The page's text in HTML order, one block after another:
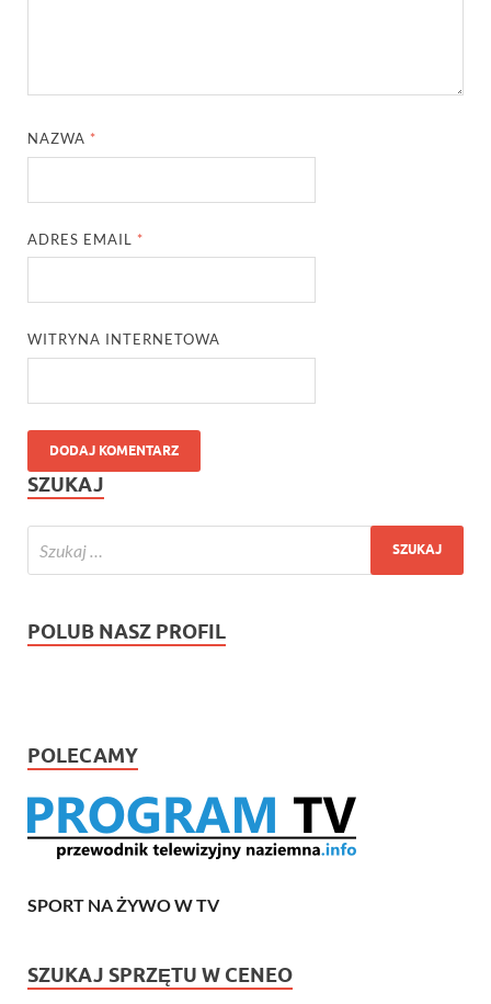
NAZWA *
ADRES EMAIL *
WITRYNA INTERNETOWA
SZUKAJ
POLUB NASZ PROFIL
POLECAMY
SPORT NA ŻYWO W TV
SZUKAJ SPRZĘTU W CENEO